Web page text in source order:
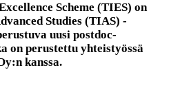
Scheme (TIES) on
Studies (TIAS) -
uusi postdoc-
on perustettu yhteistyössä
kanssa.